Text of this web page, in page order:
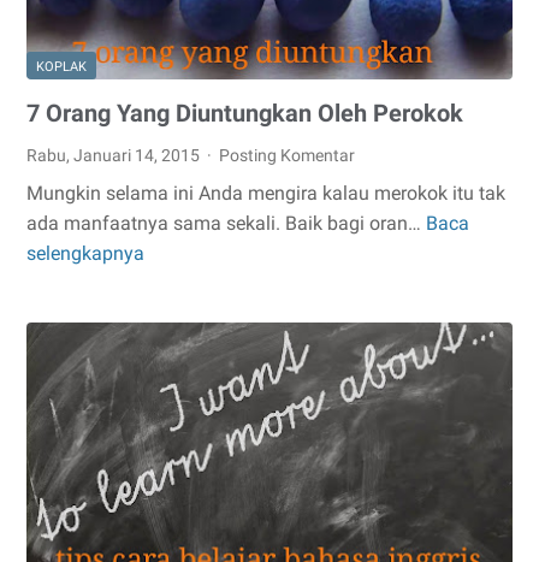
KOPLAK
7 Orang Yang Diuntungkan Oleh Perokok
Rabu, Januari 14, 2015 Posting Komentar
Mungkin selama ini Anda mengira kalau merokok itu tak
ada manfaatnya sama sekali. Baik bagi oran… Baca
selengkapnya
7
Diuntungkan
Oleh
Perokok